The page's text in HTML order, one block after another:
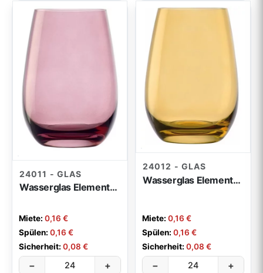
24011 - GLAS
Wasserglas Elements lila
Miete:0,16 €
Spülen:0,16 €
Sicherheit:0,08 €
− +
24012 - GLAS
Wasserglas Elements amber
Miete:0,16 €
Spülen:0,16 €
Sicherheit:0,08 €
− +